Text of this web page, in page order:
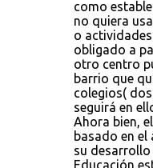
como
no quiera
o
obligado a
otro centro
barrio que
colegios(
seguirá en
Ahora bien,
basado en
su desarrollo
Educación